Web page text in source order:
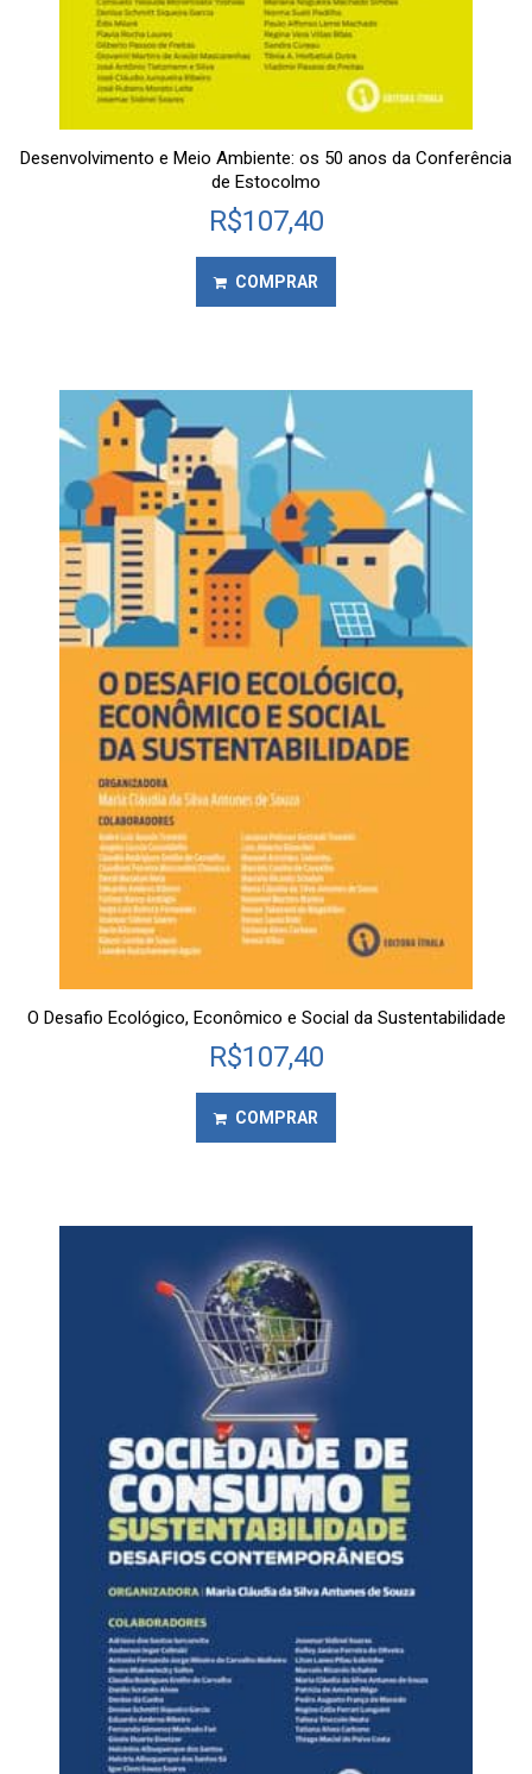
Desenvolvimento e Meio Ambiente: os 50 anos da Conferência
de Estocolmo
R$107,40
COMPRAR
O Desafio Ecológico, Econômico e Social da Sustentabilidade
R$107,40
COMPRAR